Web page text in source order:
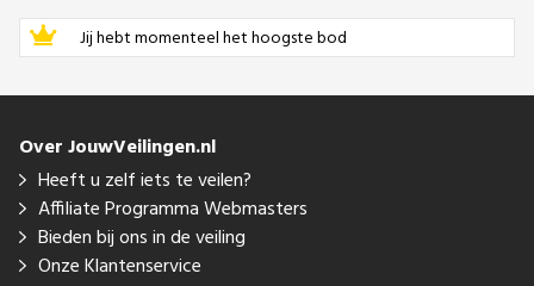
Jij hebt momenteel het hoogste bod
Over JouwVeilingen.nl
Heeft u zelf iets te veilen?
Affiliate Programma Webmasters
Bieden bij ons in de veiling
Onze Klantenservice